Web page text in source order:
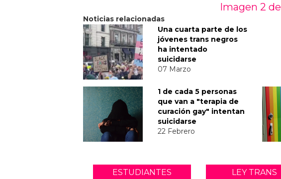
Imagen 2 de
Noticias relacionadas
Una cuarta parte de los
jóvenes trans negros
ha intentado
suicidarse
07 Marzo
1 de cada 5 personas
que van a "terapia de
curación gay" intentan
suicidarse
22 Febrero
ESTUDIANTES LEY TRANS